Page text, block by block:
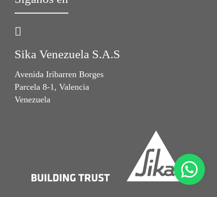
Sika Venezuela S.A.S
Avenida Iribarren Borges
Parcela 8-1, Valencia
Venezuela